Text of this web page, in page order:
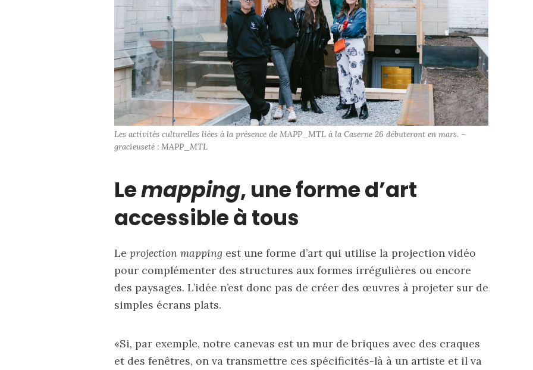
Les activités culturelles liées à la présence de MAPP_MTL à la Caserne 26 débuteront en mars. –
gracieuseté : MAPP_MTL
Lemapping, une forme d’art
accessible à tous
Le projection mapping est une forme d’art qui utilise la projection vidéo
pour complémenter des structures aux formes irrégulières ou encore
des paysages. L’idée n’est donc pas de créer des œuvres à projeter sur de
simples écrans plats.
«Si, par exemple, notre canevas est un mur de briques avec des craques
et des fenêtres, on va transmettre ces spécificités-là à un artiste et il va